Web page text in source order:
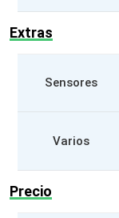
Extras
Sensores
Varios
Precio